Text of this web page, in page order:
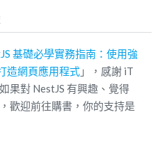
基礎必學實務指南：使用強
造網頁應用程式 」，感謝 iT
果對 NestJS 有興趣、覺得
歡迎前往購書，你的支持是